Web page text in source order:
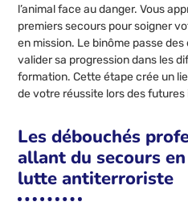
l’animal face au danger. Vous
premiers secours pour soigner
en mission. Le binôme passe
valider sa progression dans les
formation. Cette étape crée un
de votre réussite lors des
Les débouchés
allant du secours
lutte antiterroriste